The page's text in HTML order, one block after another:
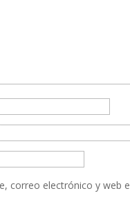
correo electrónico y web